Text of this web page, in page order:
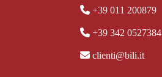
+39 011 200879
+39 342 0527384
clienti@bili.it